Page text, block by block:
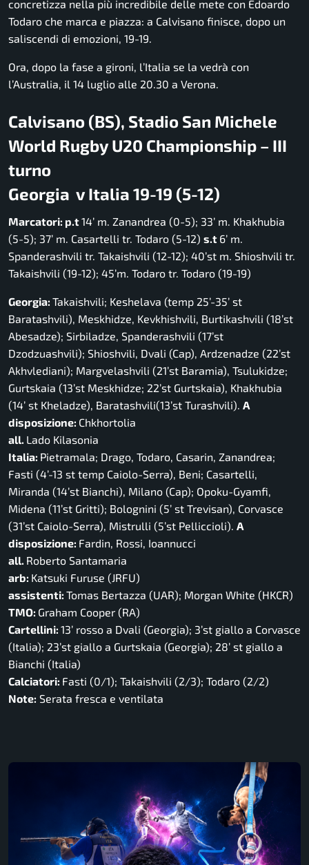
concretizza nella più incredibile delle mete con Edoardo
Todaro che marca e piazza: a Calvisano finisce, dopo un
saliscendi di emozioni, 19-19.
Ora, dopo la fase a gironi, l’Italia se la vedrà con
l’Australia, il 14 luglio alle 20.30 a Verona.
Calvisano (BS), Stadio San Michele
World Rugby U20 Championship – III
turno
Georgia v Italia 19-19 (5-12)
Marcatori: p.t14’ m. Zanandrea (0-5); 33’ m. Khakhubia
(5-5); 37’ m. Casartelli tr. Todaro (5-12) s.t 6’ m.
Spanderashvili tr. Takaishvili (12-12); 40’st m. Shioshvili tr.
Takaishvili (19-12); 45’m. Todaro tr. Todaro (19-19)
Georgia: Takaishvili; Keshelava (temp 25’-35’ st
Baratashvili), Meskhidze, Kevkhishvili, Burtikashvili (18’st
Abesadze); Sirbiladze, Spanderashvili (17’st
Dzodzuashvili); Shioshvili, Dvali (Cap), Ardzenadze (22’st
Akhvlediani); Margvelashvili (21’st Baramia), Tsulukidze;
Gurtskaia (13’st Meskhidze; 22’st Gurtskaia), Khakhubia
(14’ st Kheladze), Baratashvili(13’st Turashvili). A
disposizione: Chkhortolia
all. Lado Kilasonia
Italia: Pietramala; Drago, Todaro, Casarin, Zanandrea;
Fasti (4’-13 st temp Caiolo-Serra), Beni; Casartelli,
Miranda (14’st Bianchi), Milano (Cap); Opoku-Gyamfi,
Midena (11’st Gritti); Bolognini (5’ st Trevisan), Corvasce
(31’st Caiolo-Serra), Mistrulli (5’st Pelliccioli). A
disposizione: Fardin, Rossi, Ioannucci
all. Roberto Santamaria
arb: Katsuki Furuse (JRFU)
assistenti: Tomas Bertazza (UAR); Morgan White (HKCR)
TMO: Graham Cooper (RA)
Cartellini: 13’ rosso a Dvali (Georgia); 3’st giallo a Corvasce
(Italia); 23’st giallo a Gurtskaia (Georgia); 28’ st giallo a
Bianchi (Italia)
Calciatori: Fasti (0/1); Takaishvili (2/3); Todaro (2/2)
Note: Serata fresca e ventilata